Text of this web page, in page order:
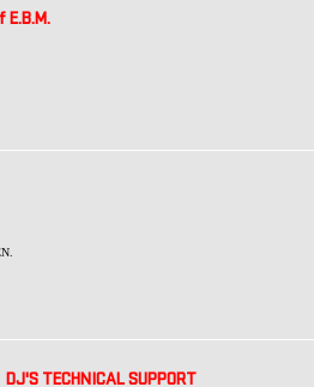
E.B.M.
DJ'S TECHNICAL SUPPORT